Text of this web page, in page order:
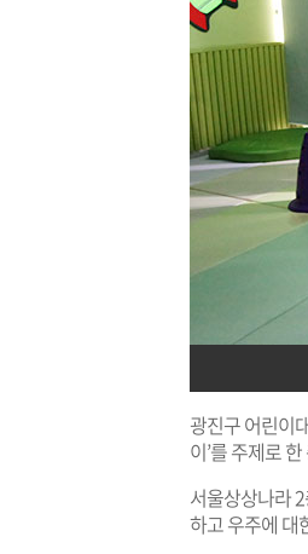
광진구 어린이
이’를 주제로
서울상상나라
하고 우주에 대